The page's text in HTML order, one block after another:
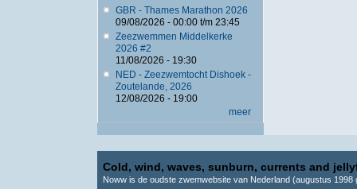
GBR - Thames Marathon 2026
09/08/2026 - 00:00t/m 23:45
Zeezwemmen Middelkerke
2026 #2
11/08/2026 - 19:30
NED - Zeezwemtocht Dishoek -
Zoutelande, 2026
12/08/2026 - 19:00
meer
Cold, wind, waves, sunburn, currents and
Noww is de oudste zwemwebsite van Nederland (augustus 1998